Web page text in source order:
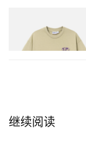
Terrain Tee
立刻购入
继续阅读